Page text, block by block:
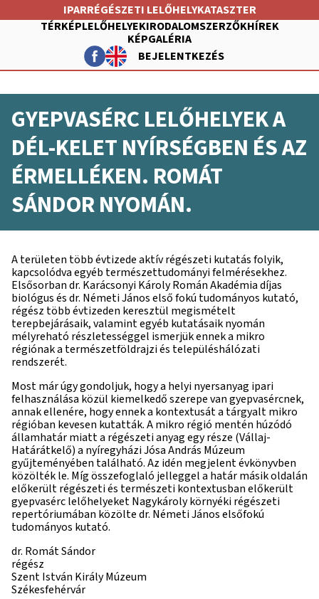
a
tartalomra
IPARRÉGÉSZETI LELŐHELYKATASZTER
FŐ
NAVIGÁCIÓ
TÉRKÉPLELŐHELYEKIRODALOMSZERZŐKHÍREK
KÉPGALÉRIA
FELHASZNÁLÓI
FIÓK
MENÜJE
BEJELENTKEZÉS
GYEPVASÉRC LELŐHELYEK A
DÉL-KELET NYÍRSÉGBEN ÉS AZ
ÉRMELLÉKEN. ROMÁT
SÁNDOR NYOMÁN.
A területen több évtizede aktív régészeti kutatás folyik,
kapcsolódva egyéb természettudományi felmérésekhez.
Elsősorban dr. Karácsonyi Károly Román Akadémia díjas
biológus és dr. Németi János első fokú tudományos kutató,
régész több évtizeden keresztül megismételt
terepbejárásaik, valamint egyéb kutatásaik nyomán
mélyreható részletességgel ismerjük ennek a mikro
régiónak a természetföldrajzi és településhálózati
rendszerét.
Most már úgy gondoljuk, hogy a helyi nyersanyag ipari
felhasználása közül kiemelkedő szerepe van gyepvasércnek,
annak ellenére, hogy ennek a kontextusát a tárgyalt mikro
régióban kevesen kutatták. A mikro régió mentén húzódó
államhatár miatt a régészeti anyag egy része (Vállaj-
Határátkelő) a nyíregyházi Jósa András Múzeum
gyűjteményében található. Az idén megjelent évkönyvben
közölték le. Míg összefoglaló jelleggel a határ másik oldalán
előkerült régészeti és természeti kontextusban előkerült
gyepvasérc lelőhelyeket Nagykároly környéki régészeti
repertóriumában közölte dr. Németi János elsőfokú
tudományos kutató.
dr. Romát Sándor
régész
Szent István Király Múzeum
Székesfehérvár